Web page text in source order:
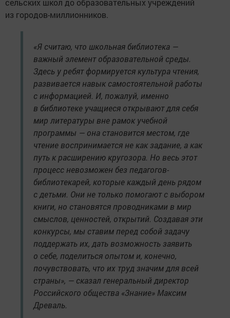
сельских школ до образовательных учреждений
из городов-миллионников.
«Я считаю, что школьная библиотека —
важный элемент образовательной среды.
Здесь у ребят формируется культура чтения,
развивается навык самостоятельной работы
с информацией. И, пожалуй, именно
в библиотеке учащиеся открывают для себя
мир литературы вне рамок учебной
программы — она становится местом, где
чтение воспринимается не как задание, а как
путь к расширению кругозора. Но весь этот
процесс невозможен без педагогов-
библиотекарей, которые каждый день рядом
с детьми. Они не только помогают с выбором
книги, но становятся проводниками в мир
смыслов, ценностей, открытий. Создавая эти
конкурсы, мы ставим перед собой задачу
поддержать их, дать возможность заявить
о себе, поделиться опытом и, конечно,
почувствовать, что их труд значим для всей
страны», — сказал генеральный директор
Российского общества «Знание» Максим
Древаль.